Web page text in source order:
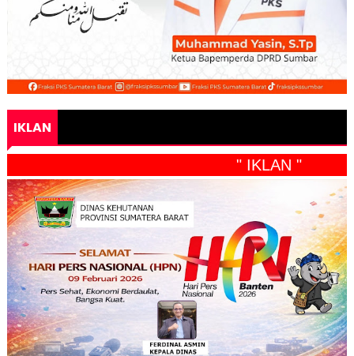
IKLAN
" IKLAN "